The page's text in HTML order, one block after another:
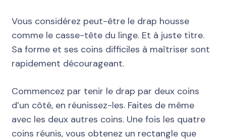
Vous considérez peut-être le drap housse
comme le casse-tête du linge. Et à juste titre.
Sa forme et ses coins difficiles à maîtriser sont
rapidement décourageant.
Commencez par tenir le drap par deux coins
d’un côté, en réunissez-les. Faites de même
avec les deux autres coins. Une fois les quatre
coins réunis, vous obtenez un rectangle que